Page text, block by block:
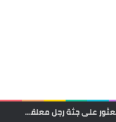
عاجل..الرشيدية: استنفار أمني بعد العثور على جثة رجل معلقة بحبل داخل غابة تاركة القديمة